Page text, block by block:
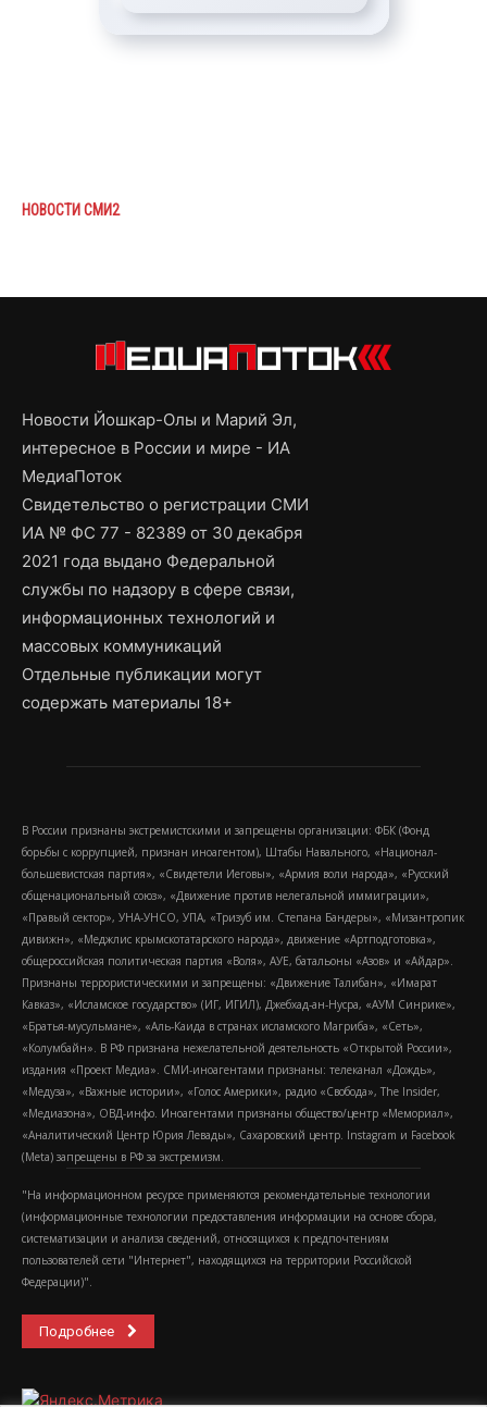
НОВОСТИ СМИ2
Новости Йошкар-Олы и Марий Эл,
интересное в России и мире - ИА
МедиаПоток
Свидетельство о регистрации СМИ
ИА № ФС 77 - 82389 от 30 декабря
2021 года выдано Федеральной
службы по надзору в сфере связи,
информационных технологий и
массовых коммуникаций
Отдельные публикации могут
содержать материалы 18+
В России признаны экстремистскими и запрещены организации: ФБК (Фонд
борьбы с коррупцией, признан иноагентом), Штабы Навального, «Национал-
большевистская партия», «Свидетели Иеговы», «Армия воли народа», «Русский
общенациональный союз», «Движение против нелегальной иммиграции»,
«Правый сектор», УНА-УНСО, УПА, «Тризуб им. Степана Бандеры», «Мизантропик
дивижн», «Меджлис крымскотатарского народа», движение «Артподготовка»,
общероссийская политическая партия «Воля», АУЕ, батальоны «Азов» и «Айдар».
Признаны террористическими и запрещены: «Движение Талибан», «Имарат
Кавказ», «Исламское государство» (ИГ, ИГИЛ), Джебхад-ан-Нусра, «АУМ Синрике»,
«Братья-мусульмане», «Аль-Каида в странах исламского Магриба», «Сеть»,
«Колумбайн». В РФ признана нежелательной деятельность «Открытой России»,
издания «Проект Медиа». СМИ-иноагентами признаны: телеканал «Дождь»,
«Медуза», «Важные истории», «Голос Америки», радио «Свобода», The Insider,
«Медиазона», ОВД-инфо. Иноагентами признаны общество/центр «Мемориал»,
«Аналитический Центр Юрия Левады», Сахаровский центр. Instagram и Facebook
(Metа) запрещены в РФ за экстремизм.
"На информационном ресурсе применяются рекомендательные технологии
(информационные технологии предоставления информации на основе сбора,
систематизации и анализа сведений, относящихся к предпочтениям
пользователей сети "Интернет", находящихся на территории Российской
Федерации)".
Подробнее